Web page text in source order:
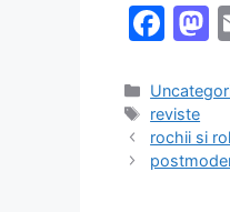
F
c
e
b
o
d
Tags
reviste
rochii si